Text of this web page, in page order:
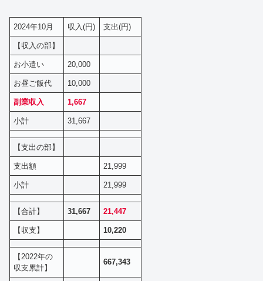
2024年10月 収入(円) 支出(円)
【収入の部】
お小遣い 20,000
お昼ご飯代 10,000
副業収入 1,667
小計 31,667
【支出の部】
支出額 21,999
小計 21,999
【合計】 31,667 21,447
【収支】 10,220
【2022年の
収支累計】
667,343